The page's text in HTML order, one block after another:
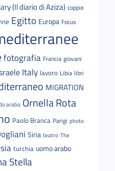
(Il diario di Aziza) coppie
Egitto Europa Focus
fotografia Francia giovani
Italy lavoro Libia libri
MIGRATION
arabo Ornella Rota
Paolo Branca Parigi photo
Siria teatro The
turchia uomo arabo
Stella